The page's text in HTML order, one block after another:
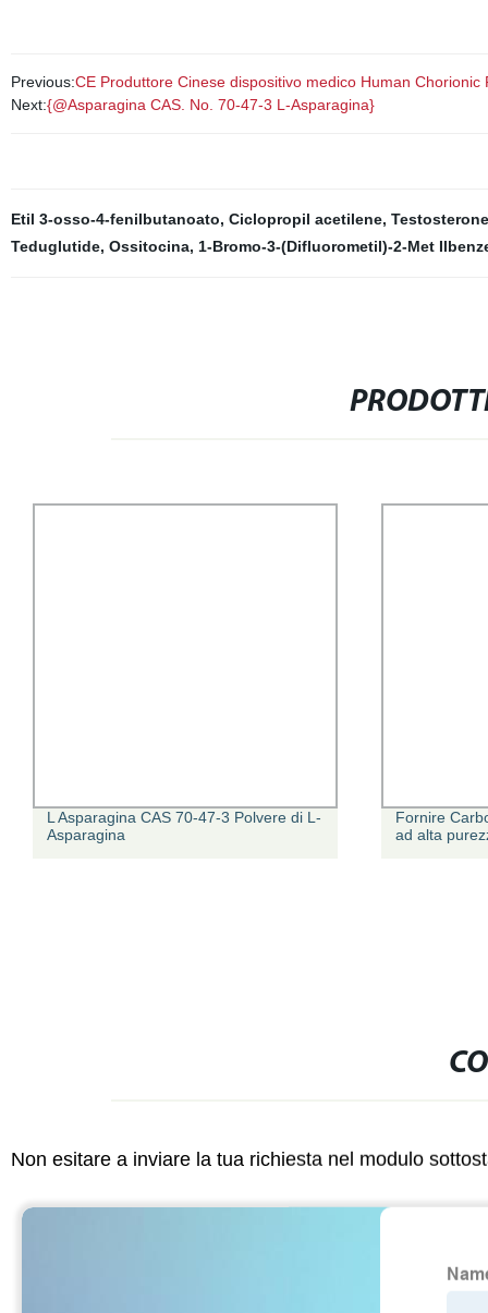
Previous:CE Produttore Cinese dispositivo medico Human Chorionic
Next:{@Asparagina CAS. No. 70-47-3 L-Asparagina}
Etil 3-osso-4-fenilbutanoato, Ciclopropil acetilene,
Teduglutide, Ossitocina, 1-Bromo-3-(Difluorometil)-2-Met
L Asparagina CAS 70-47-3 Polvere di L-
Asparagina
Fornire
ad alta
Non esitare a inviare la tua richiesta nel modulo